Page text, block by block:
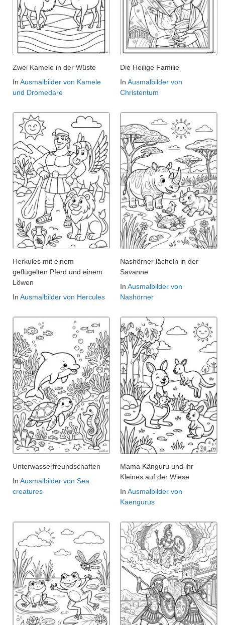
Zwei Kamele in der Wüste
In Ausmalbilder von Kamele
und Dromedare
Die Heilige Familie
In Ausmalbilder von
Christentum
Herkules mit einem
geflügelten Pferd und einem
Löwen
In Ausmalbilder von Hercules
Nashörner lächeln in der
Savanne
In Ausmalbilder von
Nashörner
Unterwasserfreundschaften
In Ausmalbilder von Sea
creatures
Mama Känguru und ihr
Kleines auf der Wiese
In Ausmalbilder von
Kaengurus